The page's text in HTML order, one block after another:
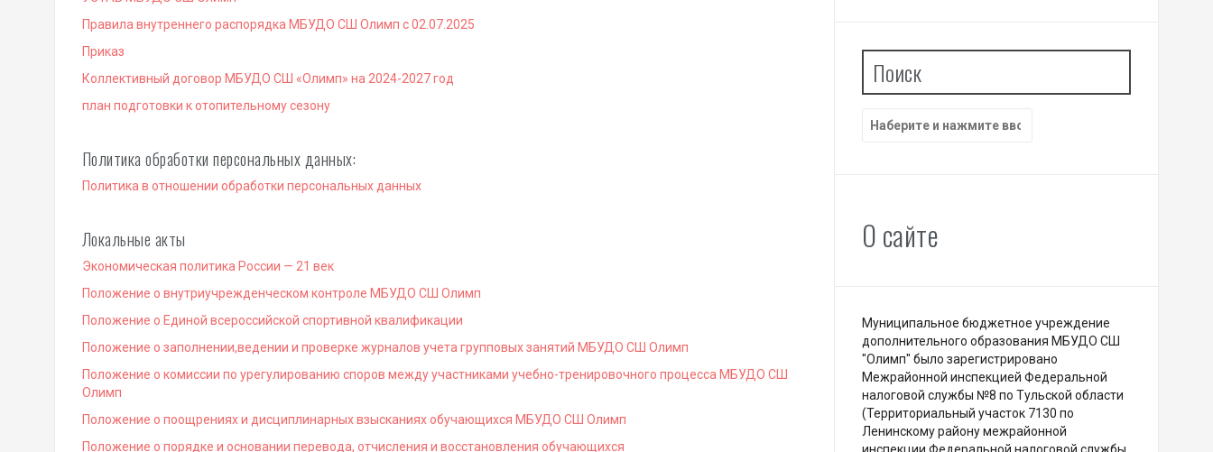
Правила внутреннего распорядка МБУДО СШ Олимп с 02.07.2025
Приказ
Коллективный договор МБУДО СШ «Олимп» на 2024-2027год
план подготовки к отопительному сезону
Политика обработки персональных данных:
Политика в отношении обработки персональных данных
Локальные акты
Экономическая политика России — 21 век
Положение о внутриучрежденческом контроле МБУДО СШ Олимп
Положение о Единой всероссийской спортивной квалификации
Положение о заполнении,ведении и проверке журналов учета групповых занятий МБУДО СШ Олимп
Положение о комиссии по урегулированию споров между участниками учебно-тренировочного процесса МБУДО СШ
Олимп
Положение о поощрениях и дисциплинарных взысканиях обучающихся МБУДО СШ Олимп
Положение о порядке и основании перевода, отчисления и восстановления обучающихся
Поиск
Найти:
О сайте
Муниципальное бюджетное учреждение
дополнительного образования МБУДО СШ
"Олимп" было зарегистрировано
Межрайонной инспекцией Федеральной
налоговой службы №8 по Тульской области
(Территориальный участок 7130 по
Ленинскому району межрайонной